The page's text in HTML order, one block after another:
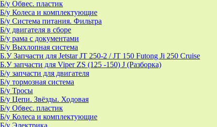
Б/у Обвес. пластик
Б/у Колеса и комплектующие
Б/у Система питания. Фильтра
Б/у двигателя в сборе
Б/у рама с документами
Б/у Выхлопная система
Б.У Запчасти для Jetstar JT 250-2 / JT 150 Futong Ji 250 Cruise
Б.У запчасти для Viper ZS (125 -150) J (Разборка)
Б/у запчасти для двигателя
Б/у тормозная система
Б/у Тросы
Б/у Цепи. Звёзды. Ходовая
Б/у Обвес. пластик
Б/у Колеса и комплектующие